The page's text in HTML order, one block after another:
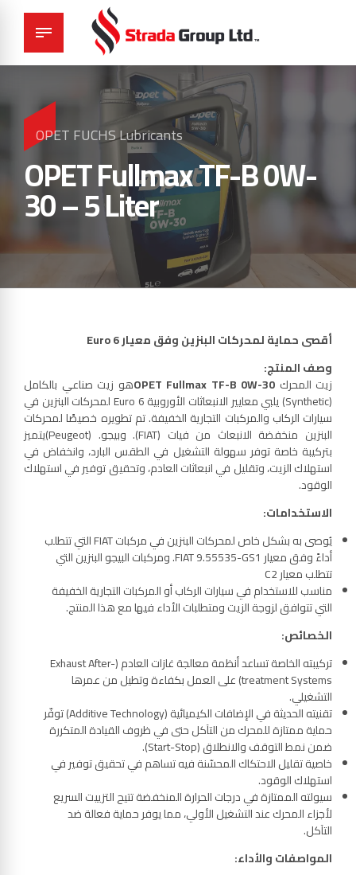
OPET FUCHS Lubricants
OPET Fullmax TF-B 0W-
30 – 5 Liter
أقصى حماية لمحركات البنزين وفق معيار
وصف المنتج:
زيت المحرك OPET Fullmax TF-B 0W-30هو زيت صناعي بالكامل
(Synthetic) يلبي معايير الانبعاثات الأوروبية Euro 6 لمحركات البنزين في
سيارات الركاب والمركبات التجارية الخفيفة. تم تطويره خصيصًا لمحركات
البنزين منخفضة الانبعاث من فيات (FIAT). وبيجو. (Peugeot)يتميز
بتركيبة خاصة توفر سهولة التشغيل في الطقس البارد، وانخفاض في
استهلاك الزيت، وتقليل في انبعاثات العادم، وتحقيق توفير في استهلاك
الوقود.
الاستخدامات:
يُوصى به بشكل خاص لمحركات البنزين في مركبات FIAT التي تتطلب
أداءً وفق معيار FIAT 9.55535-GS1. ومركبات البيجو البنزين التي
تتطلب معيار C2
مناسب للاستخدام في سيارات الركاب أو المركبات التجارية الخفيفة
التي تتوافق لزوجة الزيت ومتطلبات الأداء فيها مع هذا المنتج.
الخصائص:
تركيبته الخاصة تساعد أنظمة معالجة غازات العادم (Exhaust After-
treatment Systems) على العمل بكفاءة وتطيل من عمرها
التشغيلي.
تقنيته الحديثة في الإضافات الكيميائية (Additive Technology) توفّر
حماية ممتازة للمحرك من التآكل حتى في ظروف القيادة المتكررة
ضمن نمط التوقف والانطلاق (Start-Stop).
خاصية تقليل الاحتكاك المحسّنة فيه تساهم في تحقيق توفير في
استهلاك الوقود.
سيولته الممتازة في درجات الحرارة المنخفضة تتيح التزييت السريع
لأجزاء المحرك عند التشغيل الأولي، مما يوفر حماية فعالة ضد
التآكل.
المواصفات والأداء: